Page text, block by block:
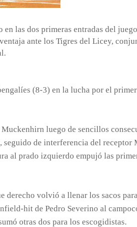
las dos primeras entradas del
ante los Tigres del Licey,
(8-3) en la lucha por el
luego de sencillos
de interferencia del receptor
al prado izquierdo empujó las
derecho volvió a llenar los sacos
hit de Pedro Severino al
otras dos para los escogidistas.